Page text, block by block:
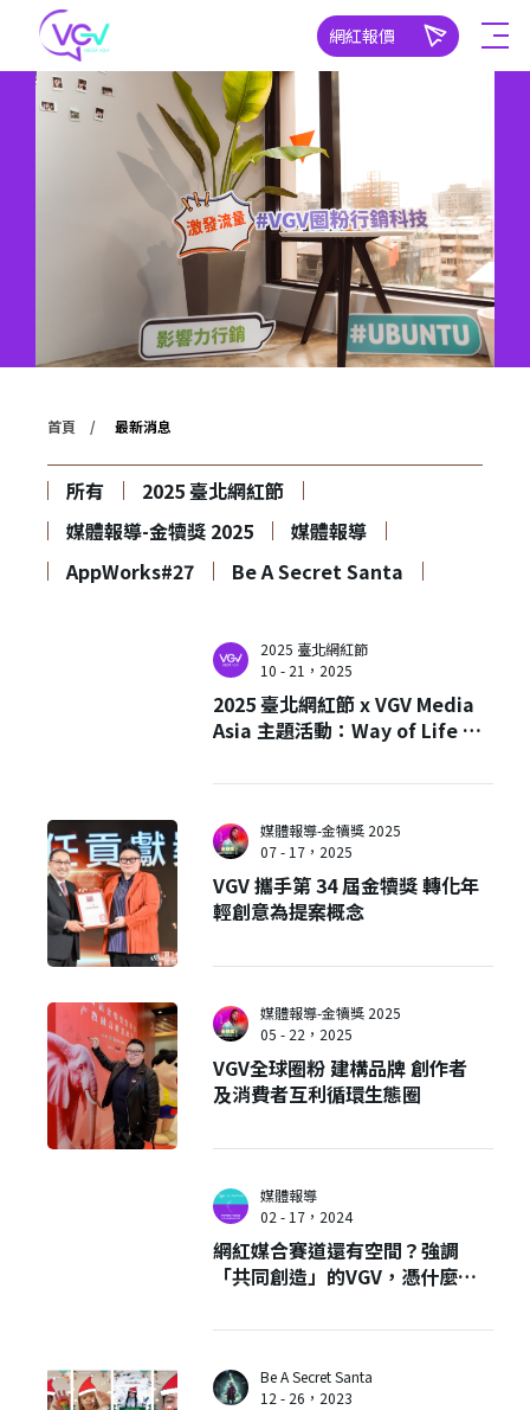
網紅報價
首頁 最新消息
所有
2025 臺北網紅節
媒體報導-金犢獎 2025
媒體報導
AppWorks#27
Be A Secret Santa
2025 臺北網紅節
10 - 21，2025
2025 臺北網紅節 x VGV Media
Asia 主題活動：Way of Life 這
媒體報導-金犢獎 2025
07 - 17，2025
VGV 攜手第 34 屆金犢獎 轉化年
輕創意為提案概念
媒體報導-金犢獎 2025
05 - 22，2025
VGV全球圈粉 建構品牌 創作者
及消費者互利循環生態圈
媒體報導
02 - 17，2024
網紅媒合賽道還有空間？強調
「共同創造」的VGV，憑什麼獲
Be A Secret Santa
12 - 26，2023